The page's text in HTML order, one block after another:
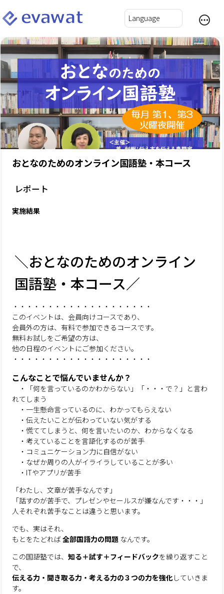
おとなのためのオンライン国語塾・本コース
レポート
実施結果
＼おとなのためのオンライン
国語塾・本コース／
・・・・・・・・・・・・・・・・・・・・
このイベントは、会員向けコースであり、
会員外の方は、有料で参加できるコースです。
無料お試しをご希望の方は、
他の日程のイベントにご参加ください。
・・・・・・・・・・・・・・・・・・・・
こんなことで悩んでいませんか？
・「何を言っているのかわからない」「・・・で？」と言わ
れてしまう
・一生懸命言っているのに、わかってもらえない
・伝えたいことが伝わっていない気がする
・慌ててしまうと、何を言いたいのか、わからなくなる
・考えていることを言語化するのが苦手
・コミュニケーション力に自信がない
・なぜか周りの人がイライラしていることが多い
・ITやアプリが苦手
「わたし、文章が苦手なんです」
「話すのが苦手で、プレゼンやセールスが嫌なんです・・・」
人それぞれ苦手なことは違うと思います。
でも、実はそれ、
もとをたどれば全部国語力の問題 なんです。
この国語塾では、知る＋試す＋フィードバックを繰り返すこと
で、
伝える力・聞き取る力・考える力の３つの力を強化していきま
す。